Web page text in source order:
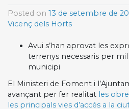
Posted on 13 de setembre de
Vicenç dels Horts
Avui s’han aprovat les
terrenys necessaris per
municipi
El Ministeri de Foment i
avançant per fer realitat les
les principals vies d’accés a la